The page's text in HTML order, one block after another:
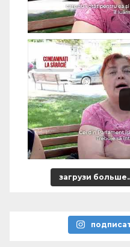
загрузи